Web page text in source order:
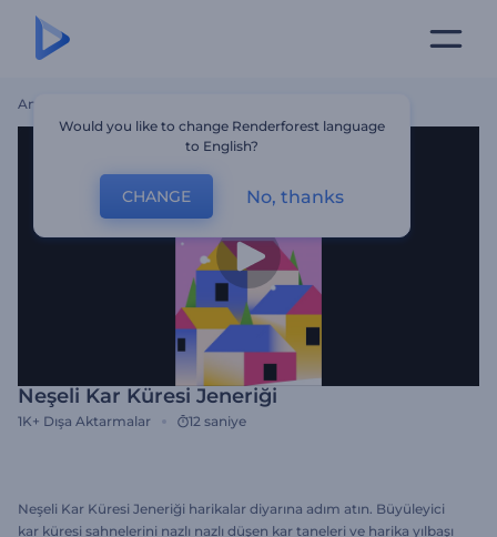
Ana Sayfa
Neşeli Kar Küresi Jeneriği
1K+ Dışa Aktarmalar 12 saniye
Neşeli Kar Küresi Jeneriği harikalar diyarına adım atın. Büyüleyici
kar küresi sahnelerini nazlı nazlı düşen kar taneleri ve harika yılbaşı
Would you like to change Renderforest language
to English?
CHANGE No, thanks